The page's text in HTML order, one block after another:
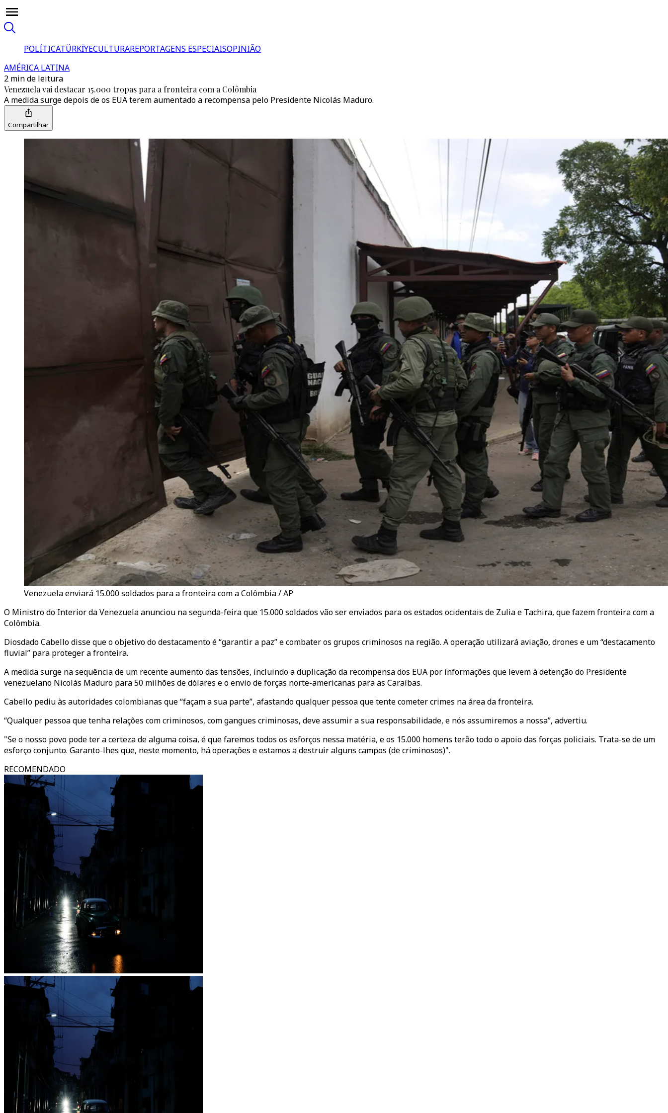
POLÍTICATÜRKİYECULTURAREPORTAGENS ESPECIAISOPINIÃO
AMÉRICA LATINA
2 min de leitura
Venezuela vai destacar 15.000 tropas para a fronteira com a Colômbia
A medida surge depois de os EUA terem aumentado a recompensa pelo Presidente Nicolás Maduro.
Compartilhar
Venezuela enviará 15.000 soldados para a fronteira com a Colômbia / AP
O Ministro do Interior da Venezuela anunciou na segunda-feira que 15.000 soldados vão ser enviados para os estados ocidentais de Zulia e Tachira, que fazem fronteira com a
Colômbia.
Diosdado Cabello disse que o objetivo do destacamento é “garantir a paz” e combater os grupos criminosos na região. A operação utilizará aviação, drones e um “destacamento
fluvial” para proteger a fronteira.
A medida surge na sequência de um recente aumento das tensões, incluindo a duplicação da recompensa dos EUA por informações que levem à detenção do Presidente
venezuelano Nicolás Maduro para 50 milhões de dólares e o envio de forças norte-americanas para as Caraíbas.
Cabello pediu às autoridades colombianas que “façam a sua parte”, afastando qualquer pessoa que tente cometer crimes na área da fronteira.
“Qualquer pessoa que tenha relações com criminosos, com gangues criminosas, deve assumir a sua responsabilidade, e nós assumiremos a nossa”, advertiu.
"Se o nosso povo pode ter a certeza de alguma coisa, é que faremos todos os esforços nessa matéria, e os 15.000 homens terão todo o apoio das forças policiais. Trata-se de um
esforço conjunto. Garanto-lhes que, neste momento, há operações e estamos a destruir alguns campos (de criminosos)".
RECOMENDADO